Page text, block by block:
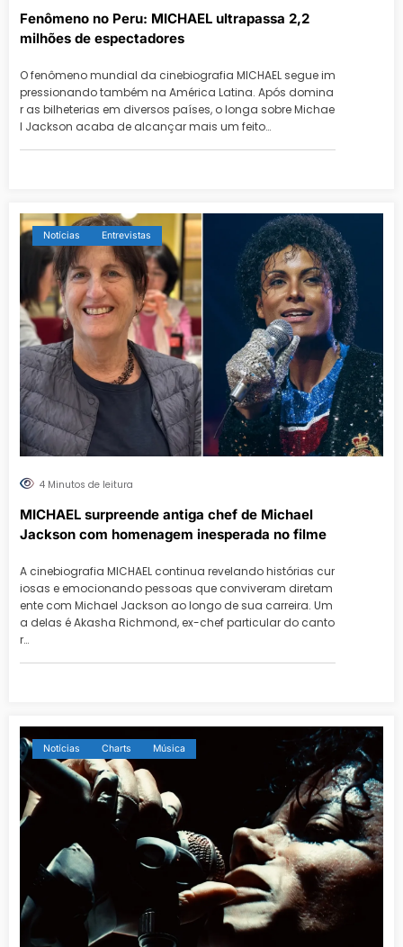
Fenômeno no Peru: MICHAEL ultrapassa 2,2
milhões de espectadores
O fenômeno mundial da cinebiografia MICHAEL segue im
pressionando também na América Latina. Após domina
r as bilheterias em diversos países, o longa sobre Michae
l Jackson acaba de alcançar mais um feito…
Notícias Entrevistas
4 Minutos de leitura
MICHAEL surpreende antiga chef de Michael
Jackson com homenagem inesperada no filme
A cinebiografia MICHAEL continua revelando histórias cur
iosas e emocionando pessoas que conviveram diretam
ente com Michael Jackson ao longo de sua carreira. Um
a delas é Akasha Richmond, ex-chef particular do canto
r…
Notícias Charts Música